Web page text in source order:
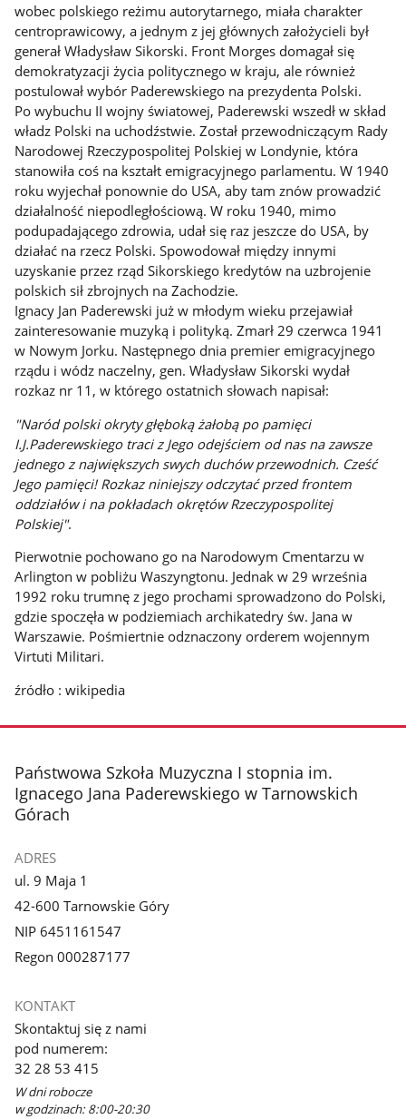
wobec polskiego reżimu autorytarnego, miała charakter
centroprawicowy, a jednym z jej głównych założycieli był
generał Władysław Sikorski. Front Morges domagał się
demokratyzacji życia politycznego w kraju, ale również
postulował wybór Paderewskiego na prezydenta Polski.
Po wybuchu II wojny światowej, Paderewski wszedł w skład
władz Polski na uchodźstwie. Został przewodniczącym Rady
Narodowej Rzeczypospolitej Polskiej w Londynie, która
stanowiła coś na kształt emigracyjnego parlamentu. W 1940
roku wyjechał ponownie do USA, aby tam znów prowadzić
działalność niepodległościową. W roku 1940, mimo
podupadającego zdrowia, udał się raz jeszcze do USA, by
działać na rzecz Polski. Spowodował między innymi
uzyskanie przez rząd Sikorskiego kredytów na uzbrojenie
polskich sił zbrojnych na Zachodzie.
Ignacy Jan Paderewski już w młodym wieku przejawiał
zainteresowanie muzyką i polityką. Zmarł 29 czerwca 1941
w Nowym Jorku. Następnego dnia premier emigracyjnego
rządu i wódz naczelny, gen. Władysław Sikorski wydał
rozkaz nr 11, w którego ostatnich słowach napisał:
"Naród polski okryty głęboką żałobą po pamięci
I.J.Paderewskiego traci z Jego odejściem od nas na zawsze
jednego z największych swych duchów przewodnich. Cześć
Jego pamięci! Rozkaz niniejszy odczytać przed frontem
oddziałów i na pokładach okrętów Rzeczypospolitej
Polskiej".
Pierwotnie pochowano go na Narodowym Cmentarzu w
Arlington w pobliżu Waszyngtonu. Jednak w 29 września
1992 roku trumnę z jego prochami sprowadzono do Polski,
gdzie spoczęła w podziemiach archikatedry św. Jana w
Warszawie. Pośmiertnie odznaczony orderem wojennym
Virtuti Militari.
źródło : wikipedia
stopka
Państwowa Szkoła Muzyczna I stopnia im.
Ignacego Jana Paderewskiego w Tarnowskich
Górach
ADRES
ul. 9 Maja 1
42-600 Tarnowskie Góry
NIP 6451161547
Regon 000287177
KONTAKT
Skontaktuj się z nami
pod numerem:
32 28 53 415
W dni robocze
w godzinach: 8:00-20:30